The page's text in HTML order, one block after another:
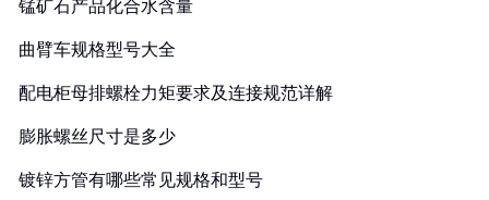
锰矿石产品化合水含量
曲臂车规格型号大全
配电柜母排螺栓力矩要求及连接规范详解
膨胀螺丝尺寸是多少
镀锌方管有哪些常见规格和型号